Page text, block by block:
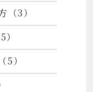
（3）
5）